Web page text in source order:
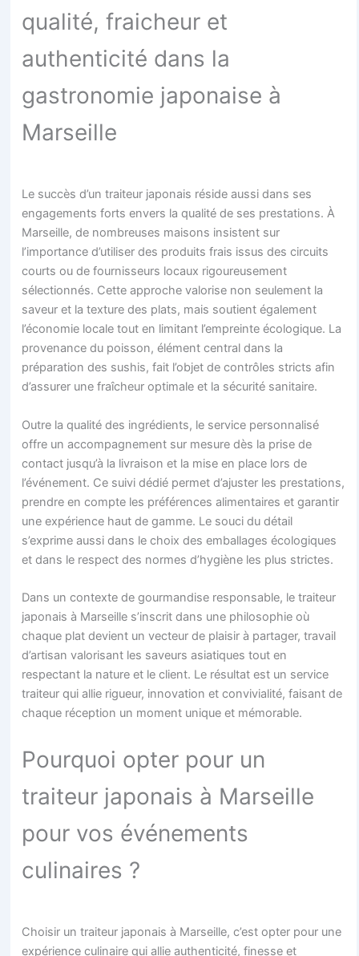
qualité, fraicheur et
authenticité dans la
gastronomie japonaise à
Marseille
Le succès d’un traiteur japonais réside aussi dans ses
engagements forts envers la qualité de ses prestations. À
Marseille, de nombreuses maisons insistent sur
l’importance d’utiliser des produits frais issus des circuits
courts ou de fournisseurs locaux rigoureusement
sélectionnés. Cette approche valorise non seulement la
saveur et la texture des plats, mais soutient également
l’économie locale tout en limitant l’empreinte écologique. La
provenance du poisson, élément central dans la
préparation des sushis, fait l’objet de contrôles stricts afin
d’assurer une fraîcheur optimale et la sécurité sanitaire.
Outre la qualité des ingrédients, le service personnalisé
offre un accompagnement sur mesure dès la prise de
contact jusqu’à la livraison et la mise en place lors de
l’événement. Ce suivi dédié permet d’ajuster les prestations,
prendre en compte les préférences alimentaires et garantir
une expérience haut de gamme. Le souci du détail
s’exprime aussi dans le choix des emballages écologiques
et dans le respect des normes d’hygiène les plus strictes.
Dans un contexte de gourmandise responsable, le traiteur
japonais à Marseille s’inscrit dans une philosophie où
chaque plat devient un vecteur de plaisir à partager, travail
d’artisan valorisant les saveurs asiatiques tout en
respectant la nature et le client. Le résultat est un service
traiteur qui allie rigueur, innovation et convivialité, faisant de
chaque réception un moment unique et mémorable.
Pourquoi opter pour un
traiteur japonais à Marseille
pour vos événements
culinaires ?
Choisir un traiteur japonais à Marseille, c’est opter pour une
expérience culinaire qui allie authenticité, finesse et